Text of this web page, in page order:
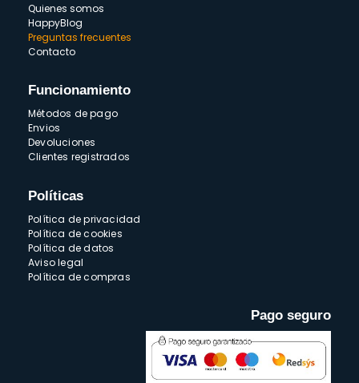
Quienes somos
HappyBlog
Preguntas frecuentes
Contacto
Funcionamiento
Métodos de pago
Envios
Devoluciones
Clientes registrados
Políticas
Política de privacidad
Política de cookies
Política de datos
Aviso legal
Política de compras
Pago seguro